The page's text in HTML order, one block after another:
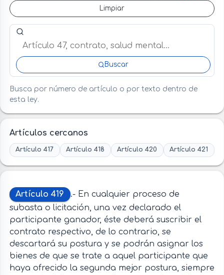
Limpiar
Buscar artículo o término en esta ley
Buscar
Busca por número de artículo o por texto dentro de
esta ley.
Artículos cercanos
Artículo 417 Artículo 418 Artículo 420 Artículo 421
Artículo 419
.- En cualquier proceso de
subasta o licitación, una vez declarado el
participante ganador, éste deberá suscribir el
contrato respectivo, de lo contrario, se
descartará su postura y se podrán asignar los
bienes de que se trate a aquel participante que
haya ofrecido la segunda mejor postura, siempre